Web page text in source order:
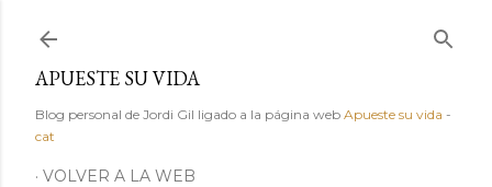
APUESTE SU VIDA
Blog personal de Jordi Gil ligado a la página web Apueste su vida -
cat
VOLVER A LA WEB